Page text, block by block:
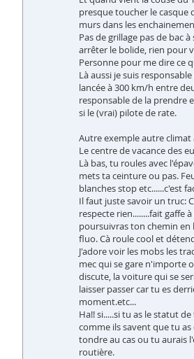
presque toucher le casque
murs dans les
Pas de grillage pas de bac
arrêter le bolide, rien pour
Personne pour me dire ce
Là aussi je suis
lancée à 300 km/h entre
responsable de la prendre
si le (vrai) pilote de rate.
Autre exemple autre climat
Le centre de vacance des
Là bas, tu roules avec
mets ta ceinture ou pas.
blanches stop etc......c'est
Il faut juste savoir un truc:
respecte rien........fait gaffe
poursuivras ton chemin en
fluo. Cà roule cool et
J'adore voir les mobs les
mec qui se gare n'importe
discute, la voiture qui se
laisser passer car tu es
moment.etc...
Ha!! si.....si tu as le statut
comme ils savent que tu
tondre au cas ou tu aurais
routière.